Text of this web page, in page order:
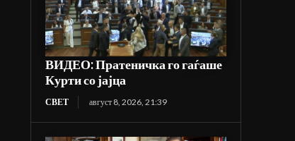
ВИДЕО: Пратеничка го гаѓаше
Курти со јајца
СВЕТ август 8, 2026, 21:39